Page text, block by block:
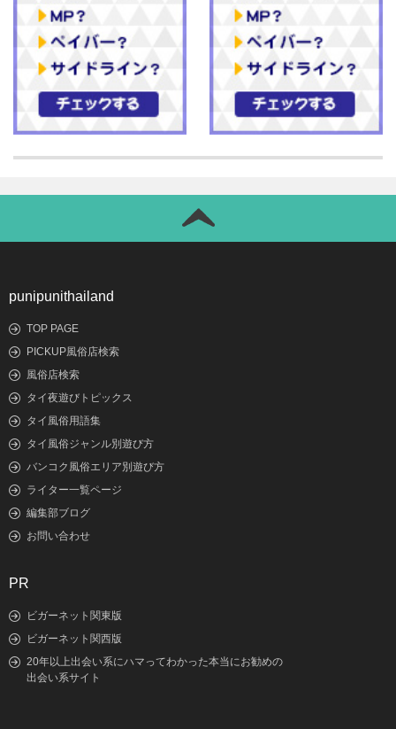
punipunithailand
TOP PAGE
PICKUP風俗店検索
風俗店検索
タイ夜遊びトピックス
タイ風俗用語集
タイ風俗ジャンル別遊び方
バンコク風俗エリア別遊び方
ライター一覧ページ
編集部ブログ
お問い合わせ
PR
ビガーネット関東版
ビガーネット関西版
20年以上出会い系にハマってわかった本当にお勧めの
出会い系サイト